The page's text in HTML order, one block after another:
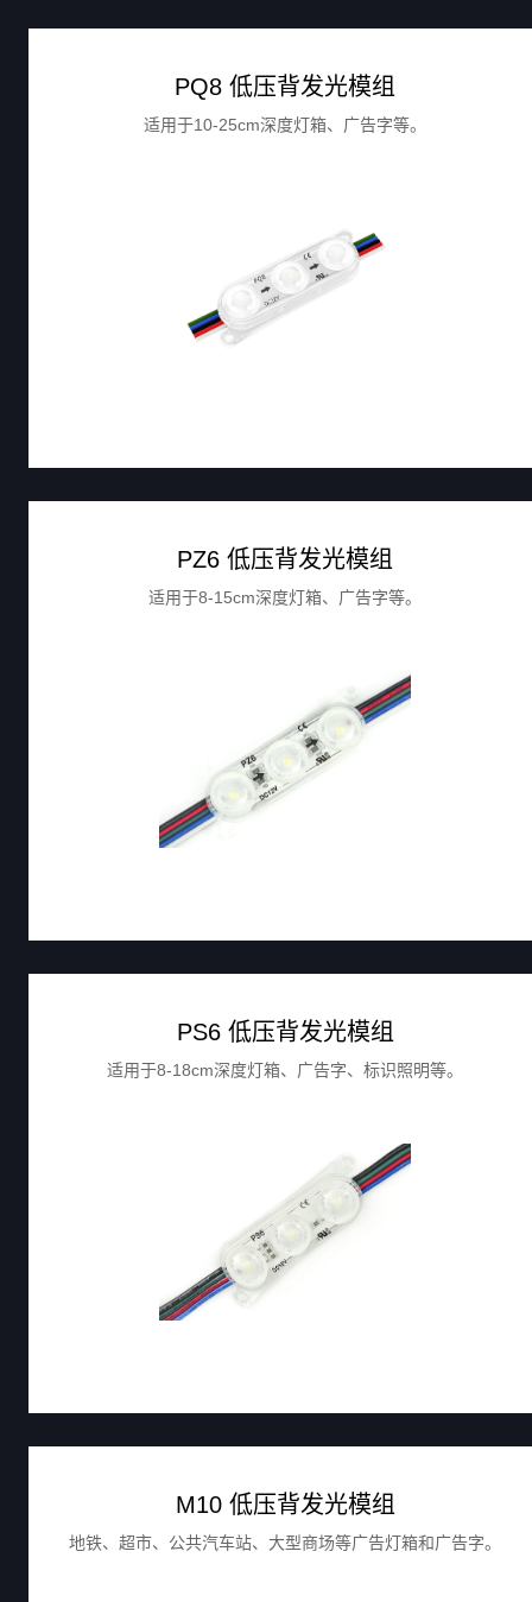
PQ8 低压背发光模组
适用于10-25cm深度灯箱、广告字等。
PZ6 低压背发光模组
适用于8-15cm深度灯箱、广告字等。
PS6 低压背发光模组
适用于8-18cm深度灯箱、广告字、标识照明等。
M10 低压背发光模组
地铁、超市、公共汽车站、大型商场等广告灯箱和广告字。